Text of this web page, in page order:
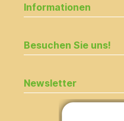
Informationen
Besuchen Sie uns!
Newsletter